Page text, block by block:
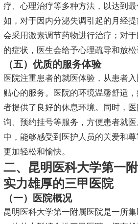
疗、心理治疗等多种方法，以达到
如，对于因内分泌失调引起的月经
会采用激素调节药物进行治疗；对
的症状，医生会给予心理疏导和放松
（五）优质的服务体验
医院注重患者的就医体验，从患者
贴心的服务。医院的环境温馨舒适
者提供了良好的休息环境。同时，
询、预约挂号等服务，方便患者就
中，能够感受到医护人员的关爱和
更加轻松和愉快。
二、昆明医科大学第一
实力雄厚的三甲医院
（一）医院概况
昆明医科大学第一附属医院是一所